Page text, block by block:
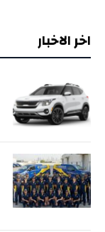
اخر الاخبار